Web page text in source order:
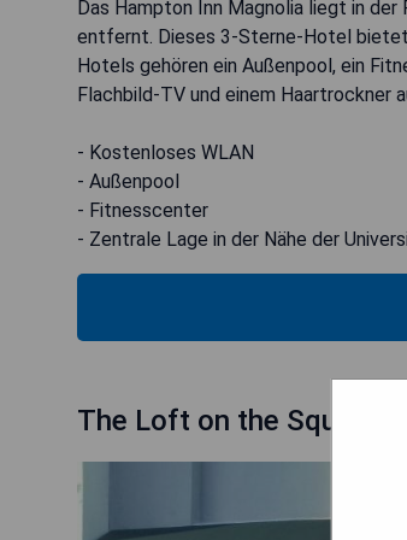
Das Hampton Inn Magnolia liegt in der
entfernt. Dieses 3-Sterne-Hotel bietet
Hotels gehören ein Außenpool, ein
Flachbild-TV und einem Haartrockner
- Kostenloses WLAN
- Außenpool
- Fitnesscenter
- Zentrale Lage in der Nähe der
The Loft on the Square